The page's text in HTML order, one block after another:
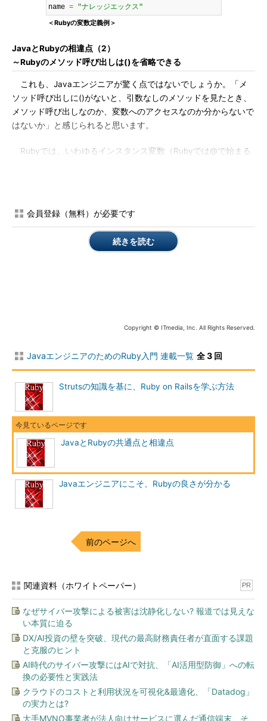
name =
"ナレッジエックス"
＜Rubyの変数定義例＞
JavaとRubyの相違点（2）
～Rubyのメソッド呼び出しは()を省略できる
これも、Javaエンジニアが驚く点ではないでしょうか。「メ
ソッド呼び出しに()がないと、引数なしのメソッドを見たとき、
メソッド呼び出しなのか、変数へのアクセスなのか分からないで
はないか」と感じられると思います。
Rubyでは、いわゆるインスタンス変数（Rubyでは@で始まる
乱を招く可能性は少ないのです。
name "knowledge-ex."
＜Rubyのメソッド呼び出し例＞
上記の例では、どちらも実行結果は、
KNOWLEDGE- EX.
となります。
JavaとRubyの相違点（3）
～RubyにはJavaの「基本データ型」がない
Javaでは、例えば整数を表すための「基本データ型（プリミ
ティブ型）」としてint型があります。int型の値はインスタンス
ではないため、引数や戻り値がインスタンスでなければいけない
メソッドに対しては、Integer型への変換を行って渡したり、
ん。Rubyではすべての値はオブジェクトとして表現されている
のです。つまり、Rubyのコード中で「100」と書けばそれは数値
オブジェクトであり、これに対してメソッドを実行することもで
きます。
初学者がJavaを学ぶとき、「どうしてintがあるのにIntegerと
いうラッパクラスを覚えないといけないのか」と疑問を感じるこ
とがあると思います。Rubyではそのような心配は不要です。そ
もそも基本データ型がないので、それらの違いについて意識する
必要もないわけです。
会員登録（無料）が必要です
続きを読む
Copyright © ITmedia, Inc. All Rights Reserved.
JavaエンジニアのためのRuby入門 連載一覧 全 3 回
Strutsの知識を基に、Ruby on Railsを学ぶ方法
JavaとRubyの共通点と相違点
Javaエンジニアにこそ、Rubyの良さが分かる
前のページへ
関連資料（ホワイトペーパー） PR
なぜサイバー攻撃による被害は沈静化しない? 報道では見えな
い本質に迫る
DX/AI投資の壁を突破、現代の最高財務責任者が直面する課題
と克服のヒント
AI時代のサイバー攻撃にはAIで対抗、「AI活用型防御」への転
換の必要性と実践法
クラウドのコストと利用状況を可視化&最適化、「Datadog」
の実力とは?
大手MVNO事業者が法人向けサービスに選んだ通信端末、そ